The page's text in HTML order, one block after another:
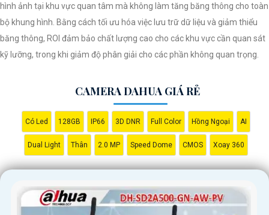
hình ảnh tại khu vực quan tâm mà không làm tăng băng thông cho toàn
bộ khung hình. Bằng cách tối ưu hóa việc lưu trữ dữ liệu và giảm thiểu
băng thông, ROI đảm bảo chất lượng cao cho các khu vực cần quan sát
kỹ lưỡng, trong khi giảm độ phân giải cho các phần không quan trọng.
CAMERA DAHUA GIÁ RẺ
Có Led 128GB IP66 3D DNR Full Color Hồng Ngoại AI
Dual Light Thân 2.0 MP Speed Dome CMOS Xoay 360